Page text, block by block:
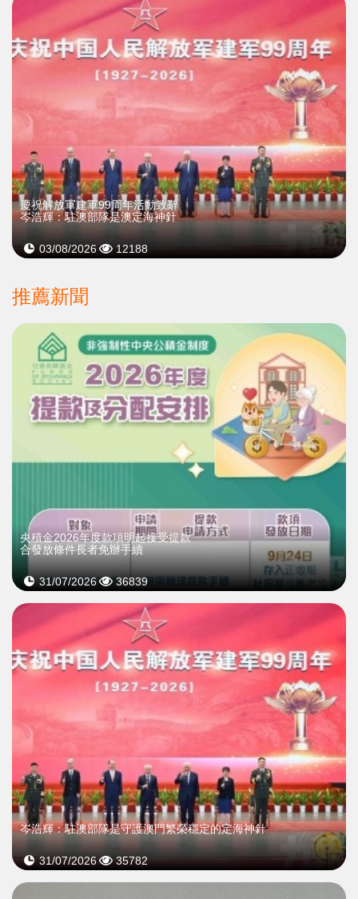
慶祝解放軍建軍99周年活動致辭
岑浩輝：駐澳部隊是澳定海神針
03/08/2026 12188
推薦新聞
央積金2026年度款項明起接受提款
合發放條件長者免辦手續
31/07/2026 36839
岑浩輝：駐澳部隊是守護澳門繁榮穩定的定海神針
31/07/2026 35782